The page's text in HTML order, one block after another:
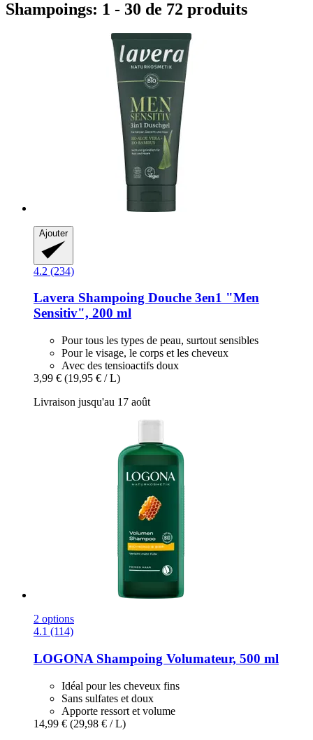
Shampoings: 1 - 30 de 72 produits
Ajouter
4.2 (234)
Lavera Shampoing Douche 3en1 "Men
Sensitiv", 200 ml
Pour tous les types de peau, surtout sensibles
Pour le visage, le corps et les cheveux
Avec des tensioactifs doux
3,99 € (19,95 € / L)
Livraison jusqu'au 17 août
2 options
4.1 (114)
LOGONA Shampoing Volumateur, 500 ml
Idéal pour les cheveux fins
Sans sulfates et doux
Apporte ressort et volume
14,99 € (29,98 € / L)